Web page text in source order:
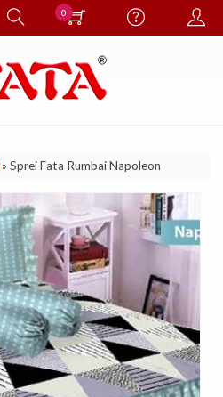
0
» Sprei Fata Rumbai Napoleon